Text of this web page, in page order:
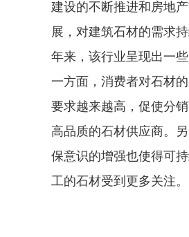
建设的不断推进和房地
展，对建筑石材的需求
年来，该行业呈现出一些
一方面，消费者对石材
要求越来越高，促使分
高品质的石材供应商。
保意识的增强也使得可
工的石材受到更多关注。